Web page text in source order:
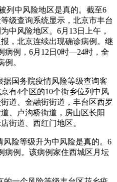
列中风险地区是真的。截至6
级查询系统显示，北京市丰台
中风险地区。6月13日上午，
，北京连续出现确诊病例。继
病例，6月12日0时—24时，全
。
据国务院疫情风险等级查询客
有4个区的10个街乡位列中风
道、金融街街道，丰台区西罗
、卢沟桥街道，房山区长阳
街道、西红门地区。
风险等级升为中风险是真的。6
病例。该病例家住西城区月坛